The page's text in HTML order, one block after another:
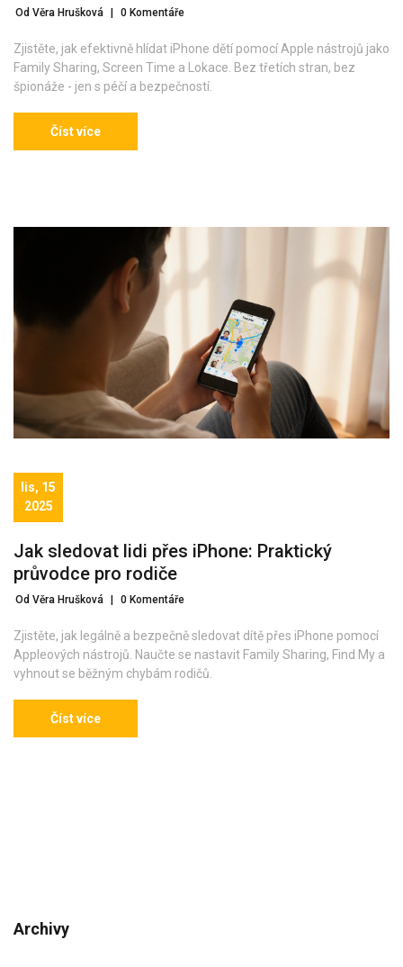
Od Věra Hrušková | 0 Komentáře
Zjistěte, jak efektivně hlídat iPhone dětí pomocí Apple nástrojů jako
Family Sharing, Screen Time a Lokace. Bez třetích stran, bez
špionáže - jen s péčí a bezpečností.
Číst více
lis, 15
2025
Jak sledovat lidi přes iPhone: Praktický
průvodce pro rodiče
Od Věra Hrušková | 0 Komentáře
Zjistěte, jak legálně a bezpečně sledovat dítě přes iPhone pomocí
Appleových nástrojů. Naučte se nastavit Family Sharing, Find My a
vyhnout se běžným chybám rodičů.
Číst více
Archivy